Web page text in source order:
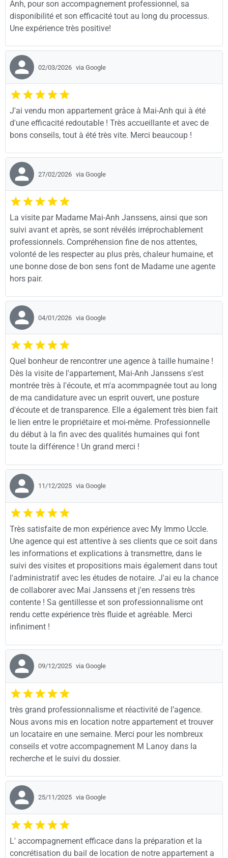
Anh, pour son accompagnement professionnel, sa
disponibilité et son efficacité tout au long du processus.
Une expérience très positive!
02/03/2026 via Google
J'ai vendu mon appartement grâce à Mai-Anh qui à été
d'une efficacité redoutable ! Très accueillante et avec de
bons conseils, tout à été très vite. Merci beaucoup !
27/02/2026 via Google
La visite par Madame Mai-Anh Janssens, ainsi que son
suivi avant et après, se sont révélés irréprochablement
professionnels. Compréhension fine de nos attentes,
volonté de les respecter au plus près, chaleur humaine, et
une bonne dose de bon sens font de Madame une agente
hors pair.
04/01/2026 via Google
Quel bonheur de rencontrer une agence à taille humaine !
Dès la visite de l'appartement, Mai-Anh Janssens s'est
montrée très à l'écoute, et m'a acommpagnée tout au long
de ma candidature avec un esprit ouvert, une posture
d'écoute et de transparence. Elle a également très bien fait
le lien entre le propriétaire et moi-même. Professionnelle
du début à la fin avec des qualités humaines qui font
toute la différence ! Un grand merci !
11/12/2025 via Google
Très satisfaite de mon expérience avec My Immo Uccle.
Une agence qui est attentive à ses clients que ce soit dans
les informations et explications à transmettre, dans le
suivi des visites et propositions mais également dans tout
l'administratif avec les études de notaire. J'ai eu la chance
de collaborer avec Mai Janssens et j'en ressens très
contente ! Sa gentillesse et son professionnalisme ont
rendu cette expérience très fluide et agréable. Merci
infiniment !
09/12/2025 via Google
très grand professionnalisme et réactivité de l’agence.
Nous avons mis en location notre appartement et trouver
un locataire en une semaine. Merci pour les nombreux
conseils et votre accompagnement M Lanoy dans la
recherche et le suivi du dossier.
25/11/2025 via Google
L' accompagnement efficace dans la préparation et la
concrétisation du bail de location de notre appartement a